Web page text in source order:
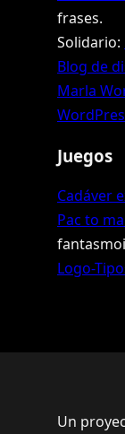
frases.
Solidario:
Blog de
Marla
Juegos
Cadáver
Pac to
Logo-
Un